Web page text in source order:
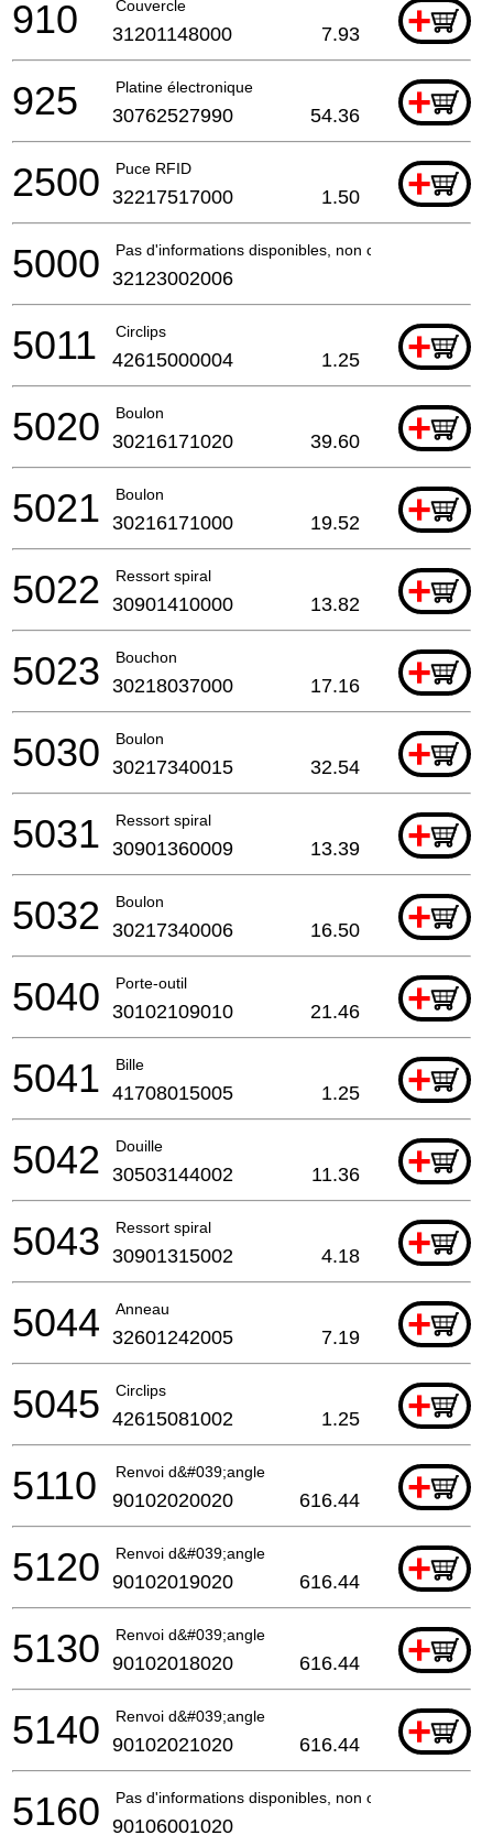
Couvercle +
910 31201148000 7.93
Platine électronique +
925 30762527990 54.36
Puce RFID +
2500 32217517000 1.50
Pas d'informations disponibles, non commandable
5000 32123002006
Circlips +
5011 42615000004 1.25
Boulon +
5020 30216171020 39.60
Boulon +
5021 30216171000 19.52
Ressort spiral +
5022 30901410000 13.82
Bouchon +
5023 30218037000 17.16
Boulon +
5030 30217340015 32.54
Ressort spiral +
5031 30901360009 13.39
Boulon +
5032 30217340006 16.50
Porte-outil +
5040 30102109010 21.46
Bille +
5041 41708015005 1.25
Douille +
5042 30503144002 11.36
Ressort spiral +
5043 30901315002 4.18
Anneau +
5044 32601242005 7.19
Circlips +
5045 42615081002 1.25
Renvoi d&#039;angle +
5110 90102020020 616.44
Renvoi d&#039;angle +
5120 90102019020 616.44
Renvoi d&#039;angle +
5130 90102018020 616.44
Renvoi d&#039;angle +
5140 90102021020 616.44
Pas d'informations disponibles, non commandable
5160 90106001020